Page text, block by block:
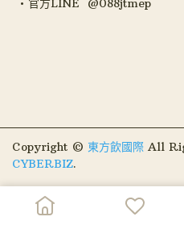
官方LINE  @088jtmep
Copyright © 東方飲國際 All
CYBERBIZ.